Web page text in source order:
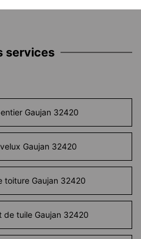
services
Gaujan 32420
Gaujan 32420
toiture Gaujan 32420
de tuile Gaujan 32420